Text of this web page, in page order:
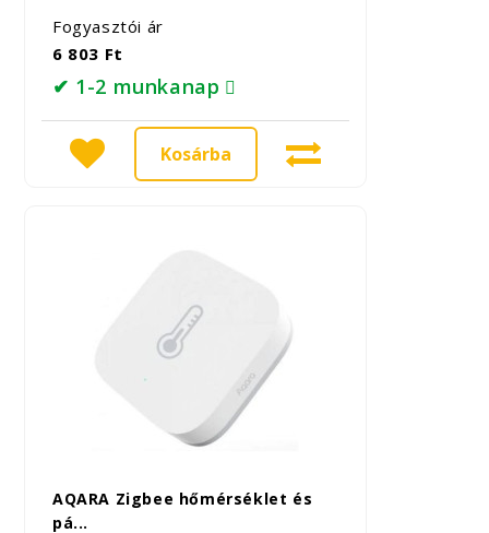
Fogyasztói ár
6 803 Ft
✔ 1-2 munkanap
Kosárba
AQARA Zigbee hőmérséklet és
pá...